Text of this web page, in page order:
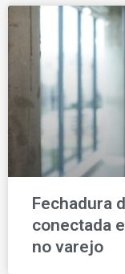
Fechadura
conectada
no varejo